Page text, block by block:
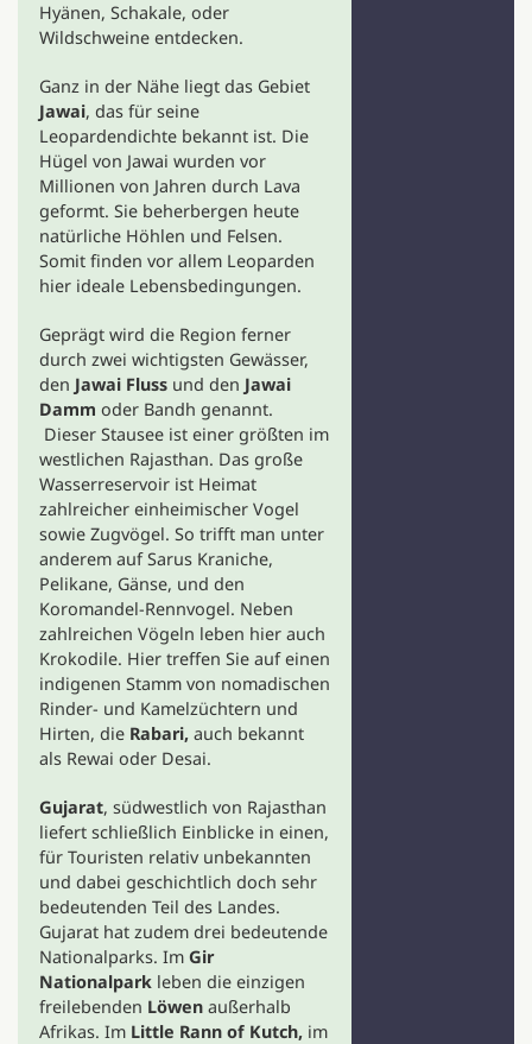
Hyänen, Schakale, oder
Wildschweine entdecken.
Ganz in der Nähe liegt das Gebiet
Jawai, das für seine
Leopardendichte bekannt ist. Die
Hügel von Jawai wurden vor
Millionen von Jahren durch Lava
geformt. Sie beherbergen heute
natürliche Höhlen und Felsen.
Somit finden vor allem Leoparden
hier ideale Lebensbedingungen.
Geprägt wird die Region ferner
durch zwei wichtigsten Gewässer,
den Jawai Fluss und den Jawai
Damm oder Bandh genannt.
Dieser Stausee ist einer größten im
westlichen Rajasthan. Das große
Wasserreservoir ist Heimat
zahlreicher einheimischer Vogel
sowie Zugvögel. So trifft man unter
anderem auf Sarus Kraniche,
Pelikane, Gänse, und den
Koromandel-Rennvogel. Neben
zahlreichen Vögeln leben hier auch
Krokodile. Hier treffen Sie auf einen
indigenen Stamm von nomadischen
Rinder- und Kamelzüchtern und
Hirten, die Rabari,auch bekannt
als Rewai oder Desai.
Gujarat, südwestlich von Rajasthan
liefert schließlich Einblicke in einen,
für Touristen relativ unbekannten
und dabei geschichtlich doch sehr
bedeutenden Teil des Landes.
Gujarat hat zudem drei bedeutende
Nationalparks. Im Gir
Nationalparkleben die einzigen
freilebenden Löwenaußerhalb
Afrikas. Im Little Rann of Kutch,im